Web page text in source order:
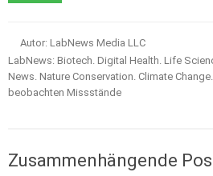
Autor: LabNews Media LLC
LabNews: Biotech. Digital Health. Life
News. Nature Conservation. Climate
beobachten Missstände
Zusammenhängende